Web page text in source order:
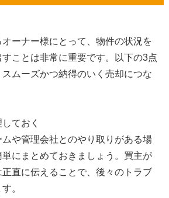
ーナー様にとって、物件の状況を
ことは非常に重要です。以下の3点
ムーズかつ納得のいく売却につな
ておく
や管理会社とのやり取りがある場
にまとめておきましょう。買主が
直に伝えることで、後々のトラブ
。